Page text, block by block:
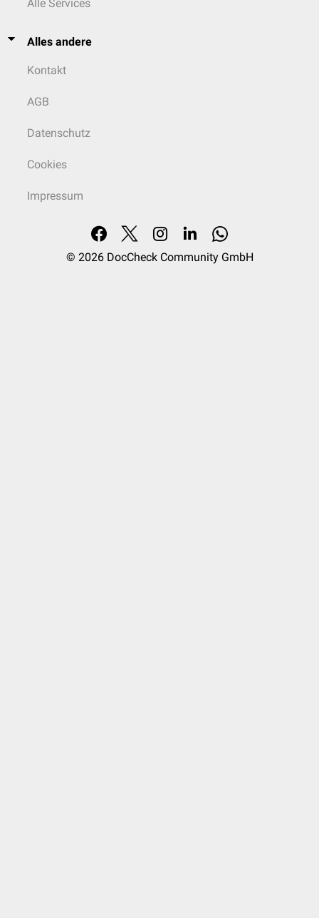
Alle Services
Alles andere
Kontakt
AGB
Datenschutz
Cookies
Impressum
© 2026 DocCheck Community GmbH